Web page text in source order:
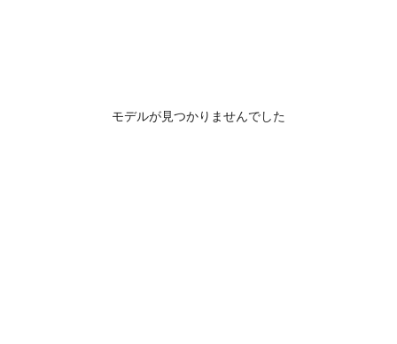
モデルが見つかりませんでした